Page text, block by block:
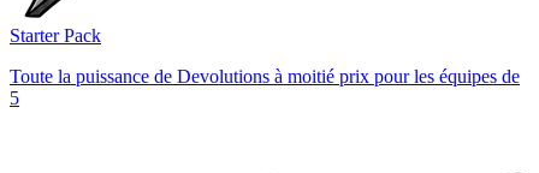
Starter Pack
Toute la puissance de Devolutions à moitié prix pour les équipes de
5